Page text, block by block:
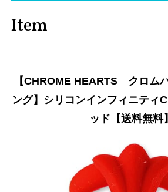
Item
【CHROME HEARTS クロ
ング】シリコンインフィニティ
ッド【送料無料】